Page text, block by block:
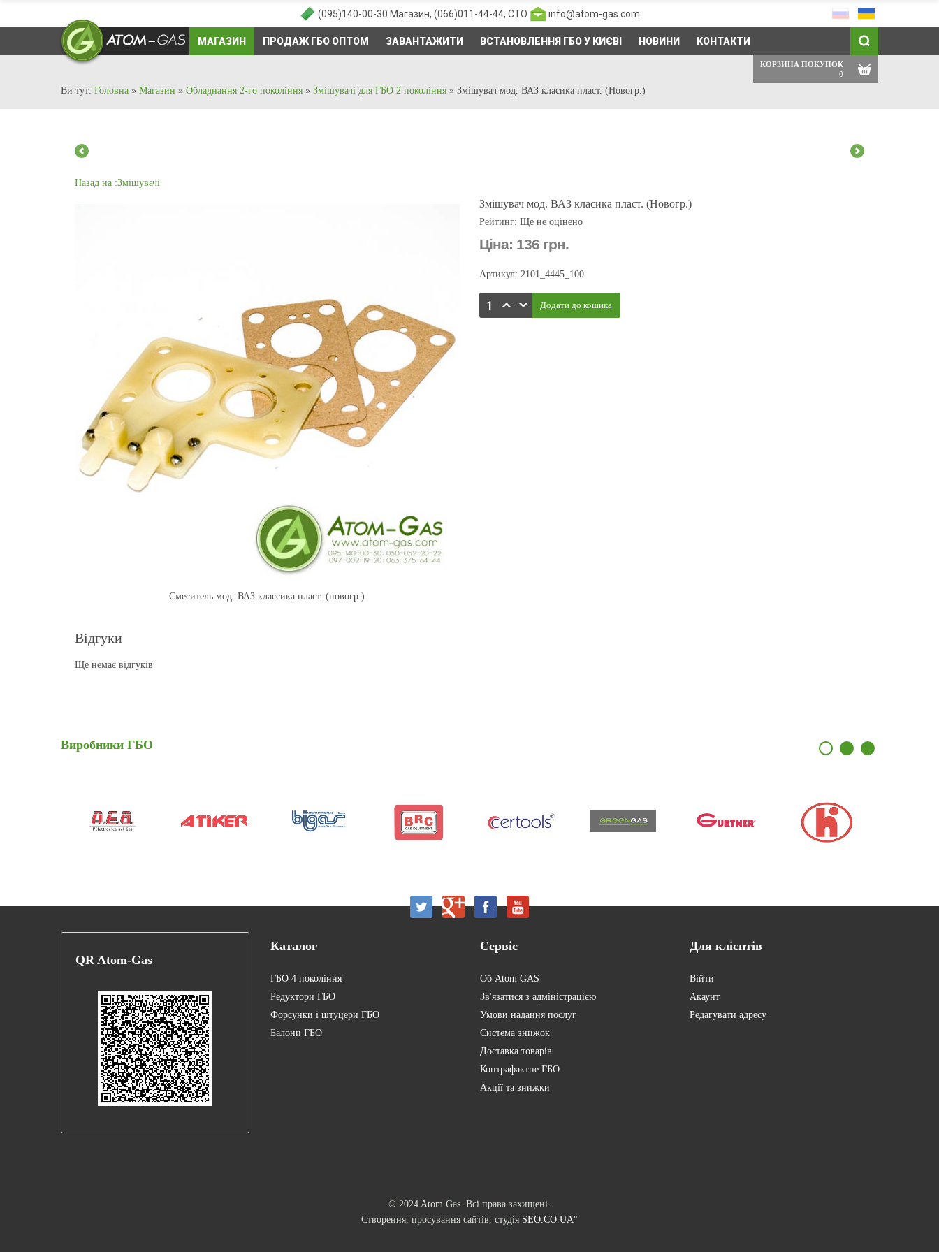
(095)140-00-30 Магазин, (066)011-44-44, СТО info@atom-gas.com
МАГАЗИН ПРОДАЖ ГБО ОПТОМ ЗАВАНТАЖИТИ ВСТАНОВЛЕННЯ ГБО У КИЄВІ НОВИНИ КОНТАКТИ
КОРЗИНА ПОКУПОК
0
Ви тут: Головна » Магазин » Обладнання 2-го покоління » Змішувачі для ГБО 2 покоління » Змішувач мод. ВАЗ класика пласт. (Новогр.)
Назад на :Змішувачі
Смеситель мод. ВАЗ классика пласт. (новогр.)
Змішувач мод. ВАЗ класика пласт. (Новогр.)
Рейтинг: Ще не оцінено
Ціна: 136 грн.
Артикул: 2101_4445_100
Відгуки
Ще немає відгуків
Виробники ГБО
QR Atom-Gas
Каталог
ГБО 4 покоління
Редуктори ГБО
Форсунки і штуцери ГБО
Балони ГБО
Сервіс
Об Atom GAS
Зв'язатися з адміністрацією
Умови надання послуг
Система знижок
Доставка товарів
Контрафактне ГБО
Акції та знижки
Для клієнтів
Війти
Акаунт
Редагувати адресу
© 2024 Atom Gas. Всі права захищені.
Створення, просування сайтів, студія SEO.CO.UA"